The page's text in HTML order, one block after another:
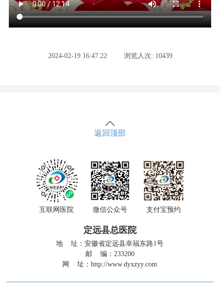
2024-02-19 16:47:22 浏览人次: 10439
返回顶部
互联网医院 微信公众号 支付宝预约
定远县总医院
地 址：安徽省定远县幸福东路1号
邮 编：233200
网 址：http://www.dyxzyy.com